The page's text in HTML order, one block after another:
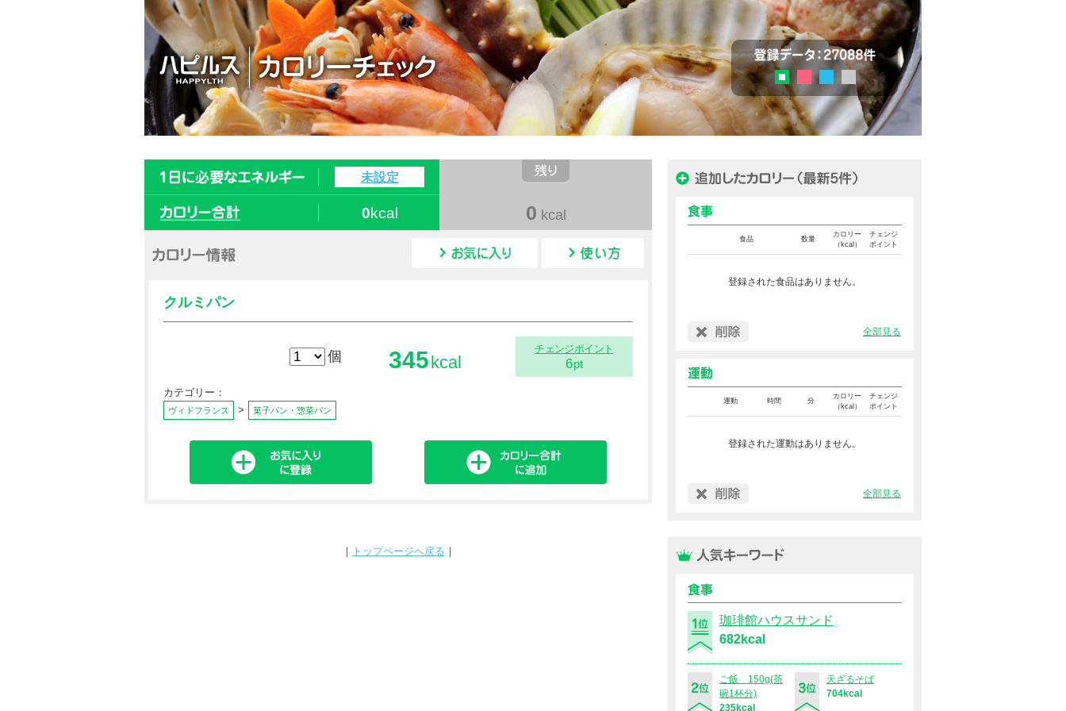
ハピルス カロリーチェック 登録データ：27036品目
ピンク ブルーグレー
食品 数量
カロリー
（kcal）
チェンジ
ポイント
登録された食品はありません。
全部見る
運動 時間 分
カロリー
（kcal）
チェンジ
ポイント
登録された運動はありません。
全部見る
珈琲館ハウスサンド
682kcal
ご飯 150g(茶
碗1杯分)
235kcal
天ざるそば
704kcal
未設定
0kcal 0 kcal
カロリー情報
クルミパン
個 345kcal
チェンジポイント
6pt
カテゴリー：
ヴィドフランス > 菓子パン・惣菜パン
｜ トップページへ戻る ｜